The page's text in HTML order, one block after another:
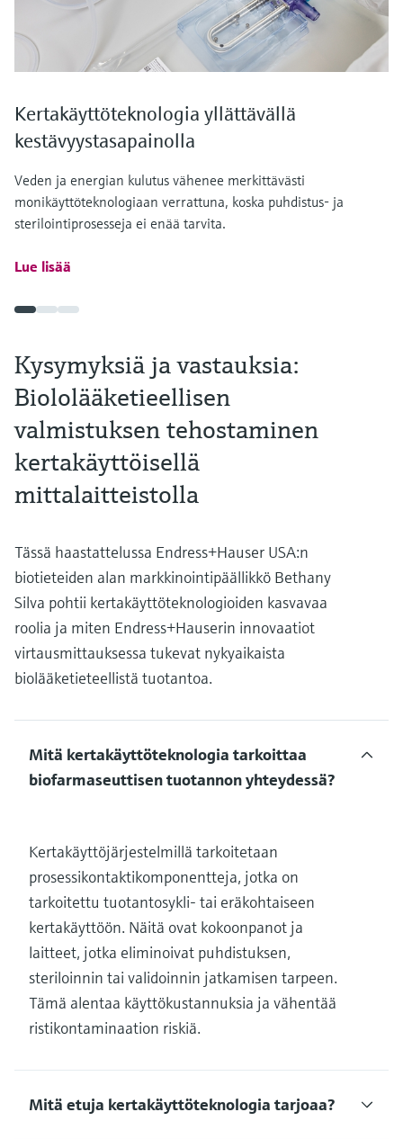
Kertakäyttöteknologia yllättävällä
kestävyystasapainolla
Veden ja energian kulutus vähenee merkittävästi
monikäyttöteknologiaan verrattuna, koska puhdistus- ja
sterilointiprosesseja ei enää tarvita.
Lue lisää
Kysymyksiä ja vastauksia:
Biololääketieellisen
valmistuksen tehostaminen
kertakäyttöisellä
mittalaitteistolla
Tässä haastattelussa Endress+Hauser USA:n
biotieteiden alan markkinointipäällikkö Bethany
Silva pohtii kertakäyttöteknologioiden kasvavaa
roolia ja miten Endress+Hauserin innovaatiot
virtausmittauksessa tukevat nykyaikaista
biolääketieteellistä tuotantoa.
Mitä kertakäyttöteknologia tarkoittaa
biofarmaseuttisen tuotannon yhteydessä?
Kertakäyttöjärjestelmillä tarkoitetaan
prosessikontaktikomponentteja, jotka on
tarkoitettu tuotantosykli- tai eräkohtaiseen
kertakäyttöön. Näitä ovat kokoonpanot ja
laitteet, jotka eliminoivat puhdistuksen,
steriloinnin tai validoinnin jatkamisen tarpeen.
Tämä alentaa käyttökustannuksia ja vähentää
ristikontaminaation riskiä.
Mitä etuja kertakäyttöteknologia tarjoaa?